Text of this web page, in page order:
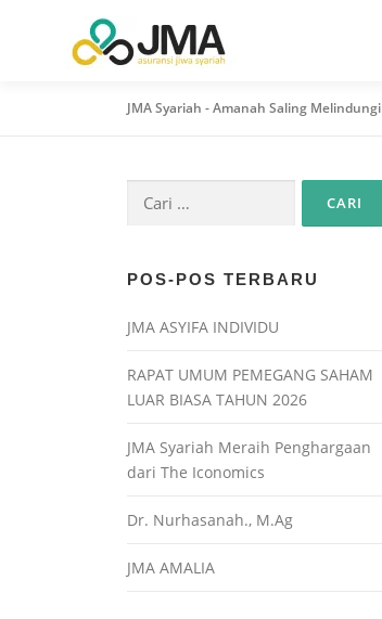
JMA Syariah - Amanah Saling Melindungi
POS-POS TERBARU
JMA ASYIFA INDIVIDU
RAPAT UMUM PEMEGANG SAHAM
LUAR BIASA TAHUN 2026
JMA Syariah Meraih Penghargaan
dari The Iconomics
Dr. Nurhasanah., M.Ag
JMA AMALIA